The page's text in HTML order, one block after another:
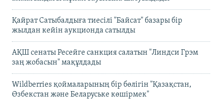
Қайрат Сатыбалдыға тиесілі "Байсат" базары бір
жылдан кейін аукционда сатылды
АҚШ сенаты Ресейге санкция салатын "Линдси Грэм
заң жобасын" мақұлдады
Wildberries қоймаларының бір бөлігін "Қазақстан,
Өзбекстан және Беларуське көшірмек"